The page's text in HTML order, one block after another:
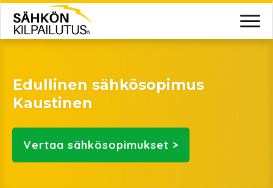
Edullinen sähkösopimus
Kaustinen
Vertaa sähkösopimukset >